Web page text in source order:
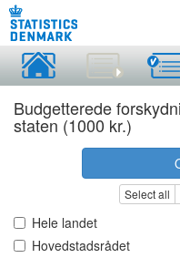
Budgetterede
staten (1000 kr.)
Select all
Hele landet
Hovedstadsrådet